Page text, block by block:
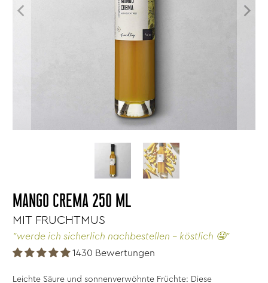
MANGO CREMA 250 ML
MIT FRUCHTMUS
"werde ich sicherlich nachbestellen - köstlich 🤤"
1430 Bewertungen
Leichte Säure und sonnenverwöhnte Früchte: Diese